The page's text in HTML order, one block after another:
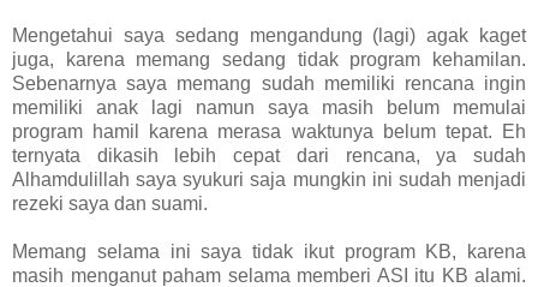
Mengetahui saya sedang mengandung (lagi) agak kaget
juga, karena memang sedang tidak program kehamilan.
Sebenarnya saya memang sudah memiliki rencana ingin
memiliki anak lagi namun saya masih belum memulai
program hamil karena merasa waktunya belum tepat. Eh
ternyata dikasih lebih cepat dari rencana, ya sudah
Alhamdulillah saya syukuri saja mungkin ini sudah menjadi
rezeki saya dan suami.
Memang selama ini saya tidak ikut program KB, karena
masih menganut paham selama memberi ASI itu KB alami.